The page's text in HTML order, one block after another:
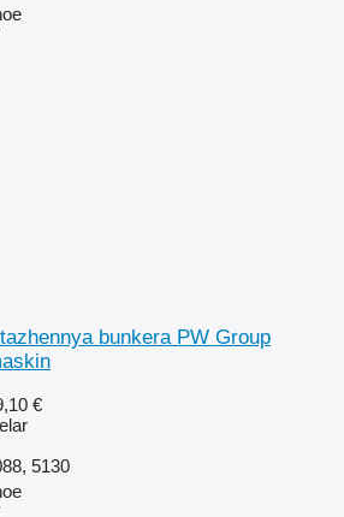
bunkera PW Group
€
5130